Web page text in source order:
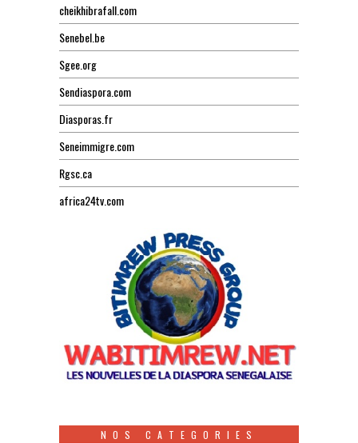
cheikhibrafall.com
Senebel.be
Sgee.org
Sendiaspora.com
Diasporas.fr
Seneimmigre.com
Rgsc.ca
africa24tv.com
NOS CATEGORIES